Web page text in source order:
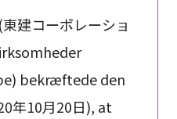
建コーポレーショ
bekræftede den
年10月20日), at